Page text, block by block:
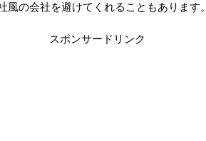
風の会社を避けてくれることもあります。
スポンサードリンク